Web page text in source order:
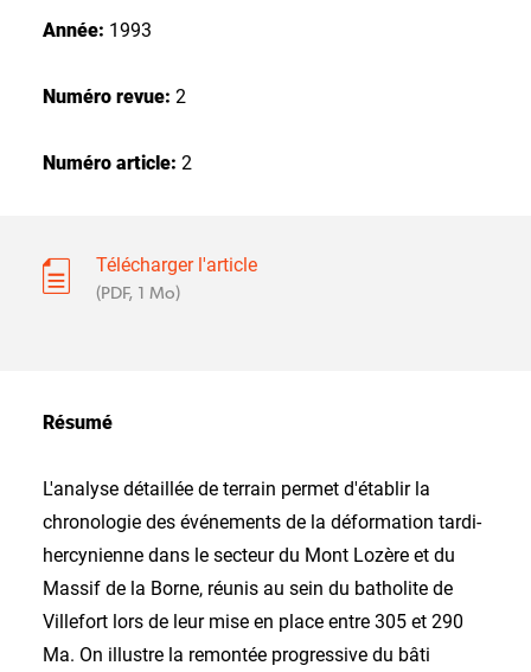
Année: 1993
Numéro revue: 2
Numéro article: 2
Télécharger l'article
(PDF, 1 Mo)
Résumé
L'analyse détaillée de terrain permet d'établir la
chronologie des événements de la déformation tardi-
hercynienne dans le secteur du Mont Lozère et du
Massif de la Borne, réunis au sein du batholite de
Villefort lors de leur mise en place entre 305 et 290
Ma. On illustre la remontée progressive du bâti